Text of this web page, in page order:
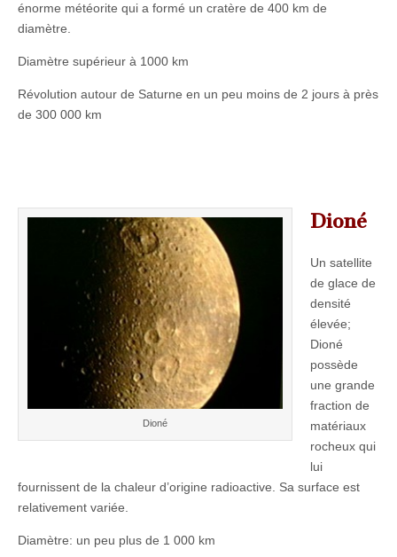
énorme météorite qui a formé un cratère de 400 km de
diamètre.
Diamètre supérieur à 1000 km
Révolution autour de Saturne en un peu moins de 2 jours à près
de 300 000 km
Dioné
Dioné
Un satellite
de glace de
densité
élevée;
Dioné
possède
une grande
fraction de
matériaux
rocheux qui
lui
fournissent de la chaleur d’origine radioactive. Sa surface est
relativement variée.
Diamètre: un peu plus de 1 000 km